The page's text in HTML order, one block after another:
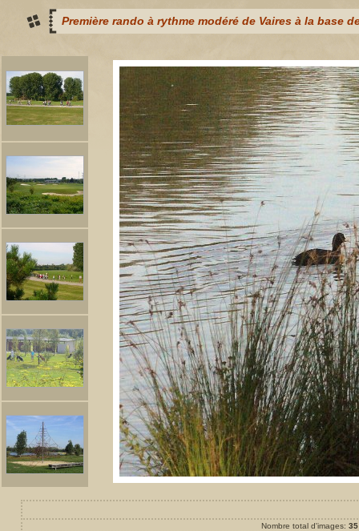
Première rando à rythme modéré de Vaires à la base
Nombre total d'images: 35